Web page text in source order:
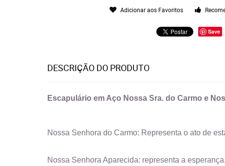
Adicionar aos Favoritos
Save
DESCRIÇÃO DO PRODUTO
Escapulário em Aço Nossa Sra. do Carmo e
Nossa Senhora do Carmo: Representa o ato de
Nossa Senhora Aparecida: representa a